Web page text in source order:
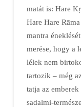
matát is: Hare
Hare Hare
mantra
merése, hogy a
lélek nem
tartozik – még
tatja az
sadalmi-